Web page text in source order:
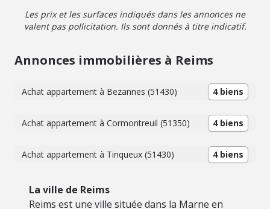
Les prix et les surfaces indiqués dans les annonces ne
valent pas pollicitation. Ils sont donnés à titre indicatif.
Annonces immobilières à Reims
Achat appartement à Bezannes (51430) 4 biens
Achat appartement à Cormontreuil (51350) 4 biens
Achat appartement à Tinqueux (51430) 4 biens
La ville de Reims
Reims est une ville située dans la Marne en